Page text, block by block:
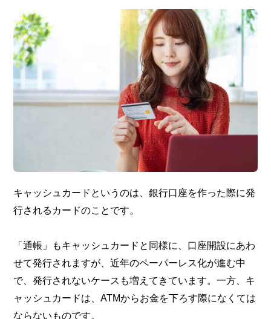
キャッシュカードというのは、銀行口座を作った際に発
行されるカードのことです。
「通帳」もキャッシュカードと同様に、口座開設にあわ
せて発行されますが、近年のペーパーレス化が進む中
で、発行されないケースも増えてきています。一方、キ
ャッシュカードは、ATMからお金を下ろす際になくては
ならないものです。